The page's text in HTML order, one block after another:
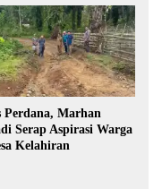
Perdana, Marhan
Serap Aspirasi Warga
Kelahiran